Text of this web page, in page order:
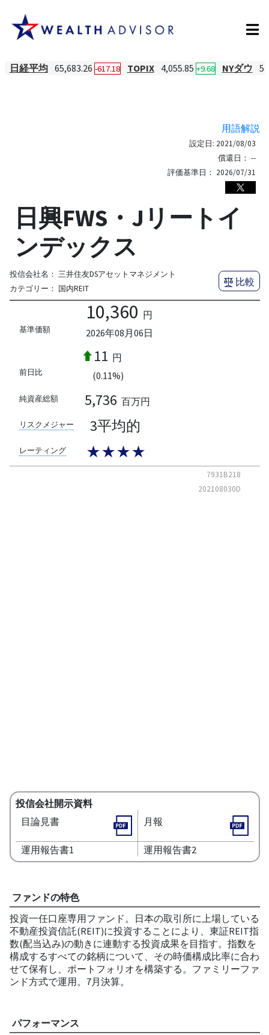
日経平均 65,683.26 -617.18 TOPIX 4,055.85 +9.68 NYダウ
用語解説
設定日: 2021/08/03
償還日： --
評価基準日： 2026/07/31
日興FWS・Jリートイ
ンデックス
投信会社名： 三井住友DSアセットマネジメント
カテゴリー： 国内REIT
比較
基準価額
10,360 円
2026年08月06日
前日比
11 円
(0.11%)
純資産総額 5,736 百万円
リスクメジャー 3平均的
レーティング ★★★★
7931B218
202108030D
投信会社開示資料
目論見書
月報
運用報告書1 運用報告書2
ファンドの特色
投資一任口座専用ファンド。日本の取引所に上場している
不動産投資信託(REIT)に投資することにより、東証REIT指
数(配当込み)の動きに連動する投資成果を目指す。指数を
構成するすべての銘柄について、その時価構成比率に合わ
せて保有し、ポートフォリオを構築する。ファミリーファ
ンド方式で運用。7月決算。
パフォーマンス